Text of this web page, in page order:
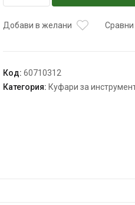
Patrol
Добави в желани Сравни
Код: 60710312
Категория: Куфари за